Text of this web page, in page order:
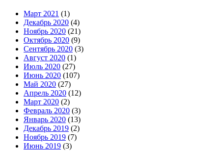
Март 2021 (1)
Декабрь 2020 (4)
Ноябрь 2020 (21)
Октябрь 2020 (9)
Сентябрь 2020 (3)
Август 2020 (1)
Июль 2020 (27)
Июнь 2020 (107)
Май 2020 (27)
Апрель 2020 (12)
Март 2020 (2)
Февраль 2020 (3)
Январь 2020 (13)
Декабрь 2019 (2)
Ноябрь 2019 (7)
Июнь 2019 (3)